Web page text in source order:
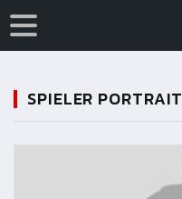
SPIELER PORTRAIT